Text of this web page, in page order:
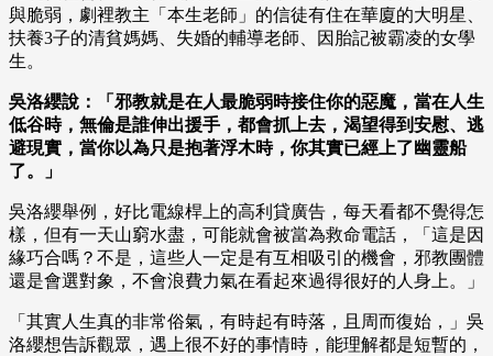
與脆弱，劇裡教主「本生老師」的信徒有住在華廈的大明星、
扶養3子的清貧媽媽、失婚的輔導老師、因胎記被霸凌的女學
生。
吳洛纓說：「邪教就是在人最脆弱時接住你的惡魔，當在人生
低谷時，無倫是誰伸出援手，都會抓上去，渴望得到安慰、逃
避現實，當你以為只是抱著浮木時，你其實已經上了幽靈船
了。」
吳洛纓舉例，好比電線桿上的高利貸廣告，每天看都不覺得怎
樣，但有一天山窮水盡，可能就會被當為救命電話，「這是因
緣巧合嗎？不是，這些人一定是有互相吸引的機會，邪教團體
還是會選對象，不會浪費力氣在看起來過得很好的人身上。」
「其實人生真的非常俗氣，有時起有時落，且周而復始，」吳
洛纓想告訴觀眾，遇上很不好的事情時，能理解都是短暫的，